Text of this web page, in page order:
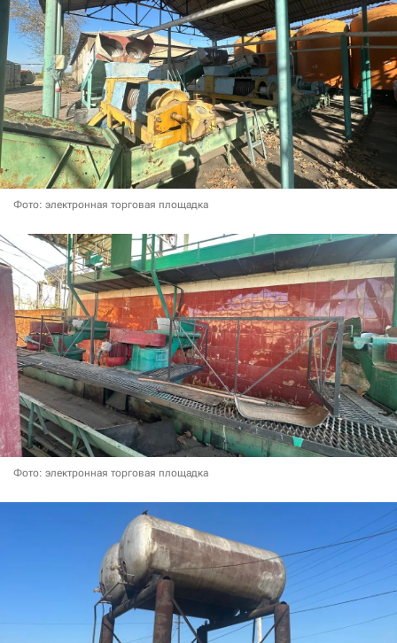
Фото: электронная торговая площадка
Фото: электронная торговая площадка